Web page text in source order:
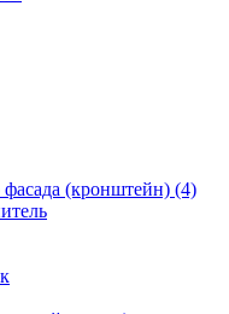
(кронштейн) (4)